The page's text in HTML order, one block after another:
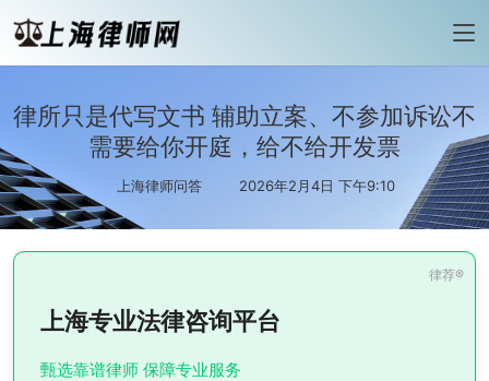
律所只是代写文书 辅助立案、不参加诉讼不
需要给你开庭，给不给开发票
上海律师问答 2026年2月4日 下午9:10
上海专业法律咨询平台
甄选靠谱律师 保障专业服务